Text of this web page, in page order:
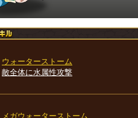
ウォーターストーム
敵全体に水属性攻撃
メガウォーターストーム